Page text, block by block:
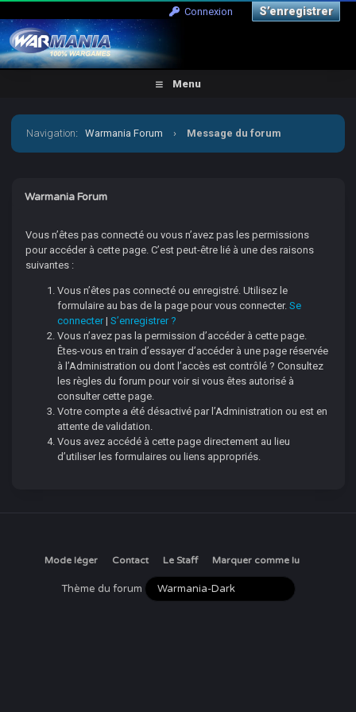
Connexion S’enregistrer
Menu
Navigation:Warmania Forum › Message du forum
Warmania Forum
Vous n’êtes pas connecté ou vous n’avez pas les permissions
pour accéder à cette page. C’est peut-être lié à une des raisons
suivantes :
Vous n’êtes pas connecté ou enregistré. Utilisez le
formulaire au bas de la page pour vous connecter.Se
connecter|S’enregistrer ?
Vous n’avez pas la permission d’accéder à cette page.
Êtes-vous en train d’essayer d’accéder à une page réservée
à l’Administration ou dont l’accès est contrôlé ? Consultez
les règles du forum pour voir si vous êtes autorisé à
consulter cette page.
Votre compte a été désactivé par l’Administration ou est en
attente de validation.
Vous avez accédé à cette page directement au lieu
d’utiliser les formulaires ou liens appropriés.
Mode léger Contact Le Staff Marquer comme lu
Thème du forum